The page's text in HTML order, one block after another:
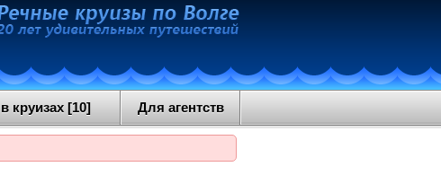
круизах [10] Для агентств